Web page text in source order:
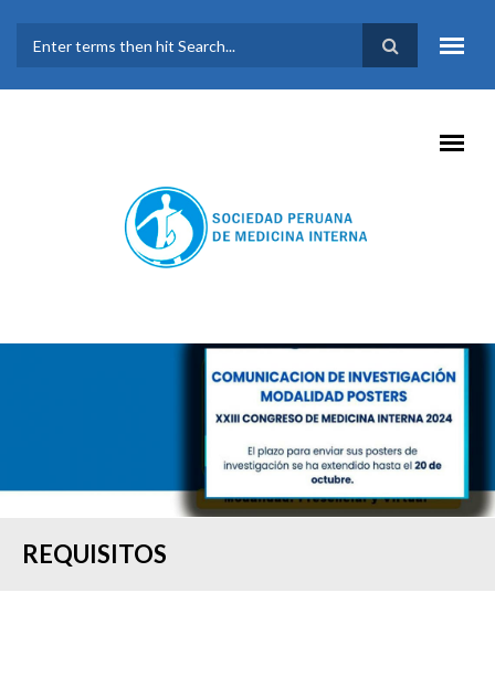
FORMULARIO DE
BÚSQUEDA
REQUISITOS